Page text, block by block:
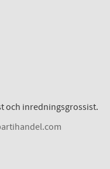
och inredningsgrossist.